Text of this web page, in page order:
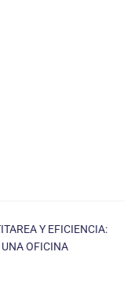
Y EFICIENCIA:
OFICINA